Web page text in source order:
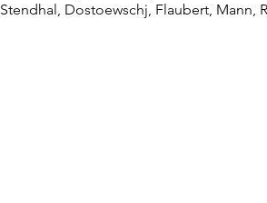
Stendhal, Dostoewschj, Flaubert, Mann,